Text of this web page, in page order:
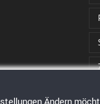
Ändern